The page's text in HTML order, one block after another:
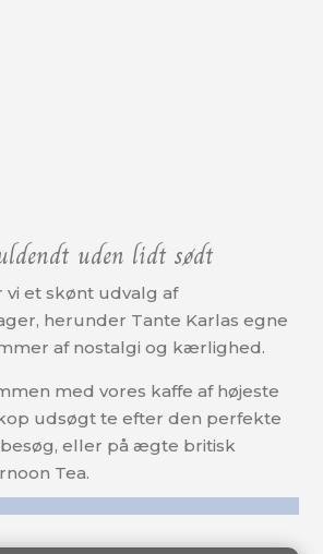
uden lidt sødt
vi et skønt udvalg af
herunder Tante Karlas egne
af nostalgi og kærlighed.
med vores kaffe af højeste
udsøgt te efter den perfekte
eller på ægte britisk
Tea.